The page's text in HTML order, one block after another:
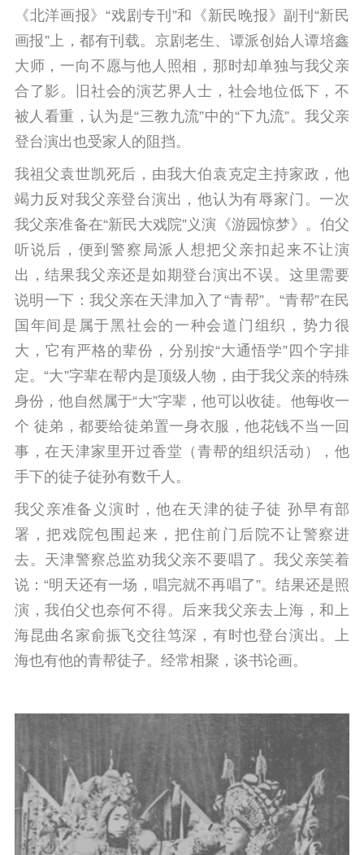
《北洋画报》“戏剧专刊”和《新民晚报》副刊“新民
画报”上，都有刊载。 京剧老生、谭派创始人谭培鑫
大师，一向不愿与他人照相，那时却单独与我父亲
合了影。
旧社会的演艺界人士，社会地位低下，不
被人看重，认为是“三教九流”中的“下九流”。我父亲
登台演出也受家人的阻挡。
我祖父袁世凯死后，由我大伯袁克定主持家政，他
竭力反对我父亲登台演出，他认为有辱家门。 一次
我父亲准备在“新民大戏院”义演《游园惊梦》。伯父
听说后，便到警察局派人想把父亲扣起来不让演
出，结果我父亲还是如期登台演出不误。 这里需要
说明一下：我父亲在天津加入了“青帮”。“青帮”在民
国年间是属于黑社会的一种会道门组织，势力很
大，它有严格的辈份，分别按“大通悟学”四个字排
定。“大”字辈在帮内是顶级人物，由于我父亲的特殊
身份，他自然属于“大”字辈，他可以收徒。 他每收一
个 徒弟，都要给徒弟置一身衣服，他花钱不当一回
事，在天津家里开过香堂（青帮的组织活动），他
手下的徒子徒孙有数千人。
我父亲准备义演时，他在天津的徒子徒 孙早有部
署，把戏院包围起来，把住前门后院不让警察进
去。天津警察总监劝我父亲不要唱了。我父亲笑着
说：“明天还有一场，唱完就不再唱了”。结果还是照
演，我伯父也奈何不得。 后来我父亲去上海，和上
海昆曲名家俞振飞交往笃深，有时也登台演出。上
海也有他的青帮徒子。经常相聚，谈书论画。